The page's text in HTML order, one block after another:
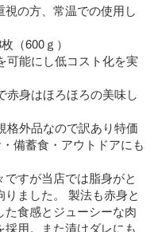
の方、常温での使用し
（600ｇ）
可能にし低コスト化を実
赤身はほろほろの美味し
格外品なので訳あり特価
備蓄食・アウトドアにも
すが当店では脂身がと
ました。 製法も赤身と
食感とジューシーな肉
用。また漬けダレにも